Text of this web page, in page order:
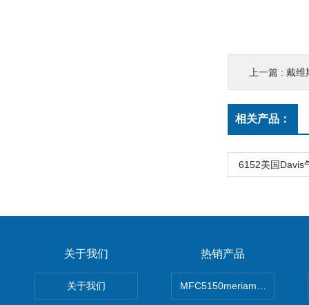
上一篇 : 戴维
相关产品：
6152美国Davis
关于我们
关于我们
热销产品
MFC5150meriam智能手操器